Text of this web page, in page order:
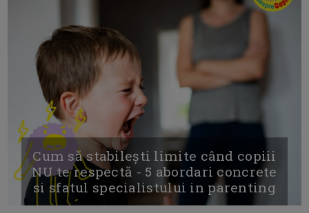
Cum să stabilești limite când copiii
NU te respectă - 5 abordari concrete
si sfatul specialistului in parenting